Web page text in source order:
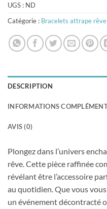
UGS : ND
Catégorie : Bracelets attrape rêve
DESCRIPTION
INFORMATIONS
AVIS (0)
Plongez dans l’univers
rêve. Cette pièce raffinée
révélant être l’accessoire
au quotidien. Que vous
un événement décontracté